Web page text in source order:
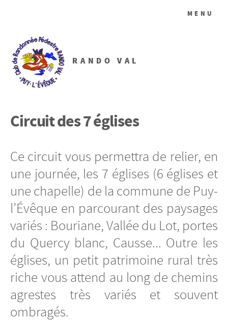
RANDO VAL
MENU
Circuit des 7 églises
Ce circuit vous permettra de relier, en
une journée, les 7 églises (6 églises et
une chapelle) de la commune de Puy-
l’Évêque en parcourant des paysages
variés : Bouriane, Vallée du Lot, portes
du Quercy blanc, Causse... Outre les
églises, un petit patrimoine rural très
riche vous attend au long de chemins
agrestes très variés et souvent
ombragés.